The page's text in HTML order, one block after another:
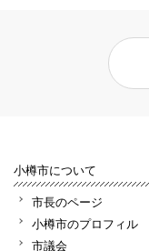
小樽市について
市長のページ
小樽市のプロフィル
市議会